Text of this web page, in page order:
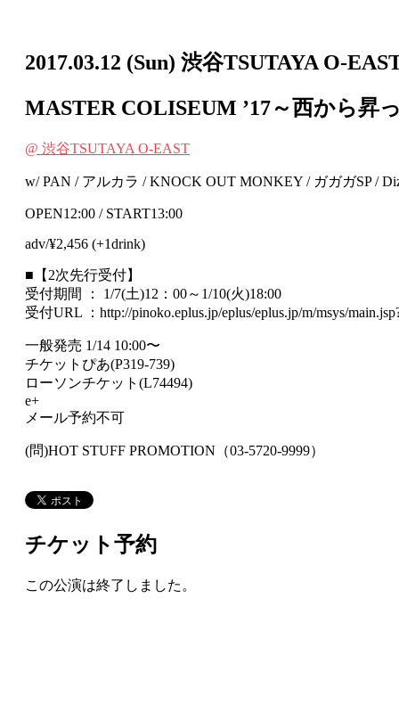
2017.03.12 (Sun) 渋谷TSUTAYA O-
MASTER COLISEUM ’17～西から昇
@ 渋谷TSUTAYA O-EAST
w/ PAN / アルカラ / KNOCK OUT MONKEY / ガガガSP /
OPEN12:00 / START13:00
adv/¥2,456 (+1drink)
■【2次先行受付】
受付期間 ： 1/7(土)12：00～1/10(火)18:00
受付URL ：http://pinoko.eplus.jp/eplus/eplus.jp/m/msys/
一般発売 1/14 10:00〜
チケットぴあ(P319-739)
ローソンチケット(L74494)
e+
メール予約不可
(問)HOT STUFF PROMOTION（03-5720-9999）
チケット予約
この公演は終了しました。